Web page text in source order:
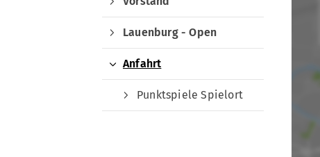
Lauenburg - Open
Anfahrt
Punktspiele Spielort
Sportangebote finden
Unser Sportangebot
Sportsuche
Ausfälle und Vertretungen
Deutsches Sportabzeichen